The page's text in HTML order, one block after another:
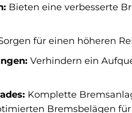
Bieten eine verbesserte
für einen höheren
Verhindern ein
Komplette
Bremsbelägen